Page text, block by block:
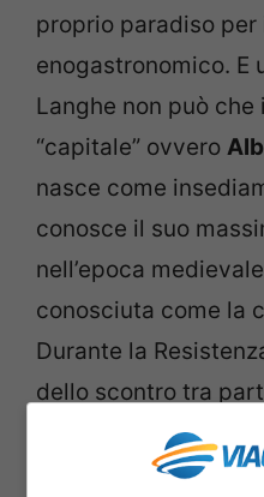
proprio paradiso
enogastronomico. E
Langhe non può che
“capitale” ovvero
nasce come
conosce il suo
nell’epoca
conosciuta come la
Durante la
dello scontro tra
luogo da visitare e
anche alle